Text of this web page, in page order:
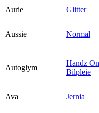
Aurie
Glitter
Aussie Normal
Autoglym
Handz On
Bilpleie
Ava
Jernia